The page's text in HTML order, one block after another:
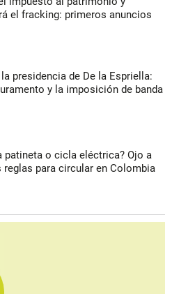
el fracking: primeros anuncios
presidencia de De la Espriella:
y la imposición de banda
patineta o cicla eléctrica? Ojo a
reglas para circular en Colombia